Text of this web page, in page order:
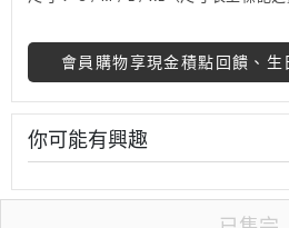
會員購物享現金積點回饋、生
你可能有興趣